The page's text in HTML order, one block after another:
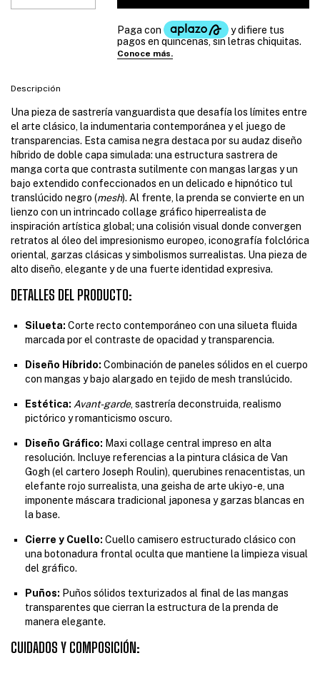
Descripción
Una pieza de sastrería vanguardista que desafía los límites entre
el arte clásico, la indumentaria contemporánea y el juego de
transparencias. Esta camisa negra destaca por su audaz diseño
híbrido de doble capa simulada: una estructura sastrera de
manga corta que contrasta sutilmente con mangas largas y un
bajo extendido confeccionados en un delicado e hipnótico tul
translúcido negro (mesh). Al frente, la prenda se convierte en un
lienzo con un intrincado collage gráfico hiperrealista de
inspiración artística global; una colisión visual donde convergen
retratos al óleo del impresionismo europeo, iconografía folclórica
oriental, garzas clásicas y simbolismos surrealistas. Una pieza de
alto diseño, elegante y de una fuerte identidad expresiva.
DETALLES DEL PRODUCTO:
Silueta: Corte recto contemporáneo con una silueta fluida
marcada por el contraste de opacidad y transparencia.
Diseño Híbrido: Combinación de paneles sólidos en el cuerpo
con mangas y bajo alargado en tejido de mesh translúcido.
Estética: Avant-garde, sastrería deconstruida, realismo
pictórico y romanticismo oscuro.
Diseño Gráfico: Maxi collage central impreso en alta
resolución. Incluye referencias a la pintura clásica de Van
Gogh (el cartero Joseph Roulin), querubines renacentistas, un
elefante rojo surrealista, una geisha de arte ukiyo-e, una
imponente máscara tradicional japonesa y garzas blancas en
la base.
Cierre y Cuello: Cuello camisero estructurado clásico con
una botonadura frontal oculta que mantiene la limpieza visual
del gráfico.
Puños: Puños sólidos texturizados al final de las mangas
transparentes que cierran la estructura de la prenda de
manera elegante.
CUIDADOS Y COMPOSICIÓN: